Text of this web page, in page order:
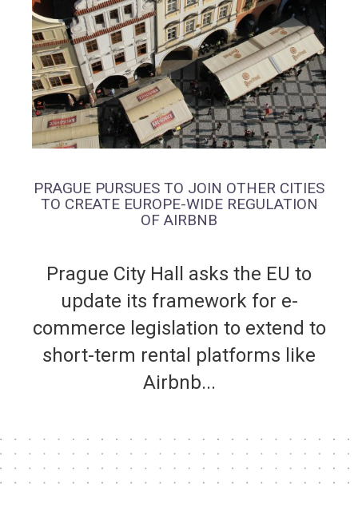
PRAGUE PURSUES TO JOIN OTHER CITIES
TO CREATE EUROPE-WIDE REGULATION
OF AIRBNB
Prague City Hall asks the EU to
update its framework for e-
commerce legislation to extend to
short-term rental platforms like
Airbnb...